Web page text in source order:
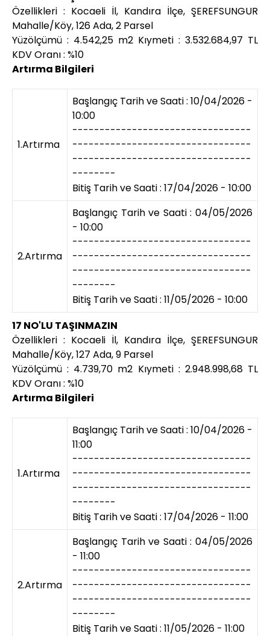
Özellikleri : Kocaeli İl, Kandıra İlçe, ŞEREFSUNGUR
Mahalle/Köy, 126 Ada, 2 Parsel
Yüzölçümü : 4.542,25 m2 Kıymeti : 3.532.684,97 TL
KDV Oranı : %10
Artırma Bilgileri
1.Artırma
Başlangıç Tarih ve Saati : 10/04/2026 -
10:00
---------------------------------
---------------------------------
---------------------------------
--------
Bitiş Tarih ve Saati : 17/04/2026 - 10:00
2.Artırma
Başlangıç Tarih ve Saati : 04/05/2026
- 10:00
---------------------------------
---------------------------------
---------------------------------
--------
Bitiş Tarih ve Saati : 11/05/2026 - 10:00
17 NO'LU TAŞINMAZIN
Özellikleri : Kocaeli İl, Kandıra İlçe, ŞEREFSUNGUR
Mahalle/Köy, 127 Ada, 9 Parsel
Yüzölçümü : 4.739,70 m2 Kıymeti : 2.948.998,68 TL
KDV Oranı : %10
Artırma Bilgileri
1.Artırma
Başlangıç Tarih ve Saati : 10/04/2026 -
11:00
---------------------------------
---------------------------------
---------------------------------
--------
Bitiş Tarih ve Saati : 17/04/2026 - 11:00
2.Artırma
Başlangıç Tarih ve Saati : 04/05/2026
- 11:00
---------------------------------
---------------------------------
---------------------------------
--------
Bitiş Tarih ve Saati : 11/05/2026 - 11:00